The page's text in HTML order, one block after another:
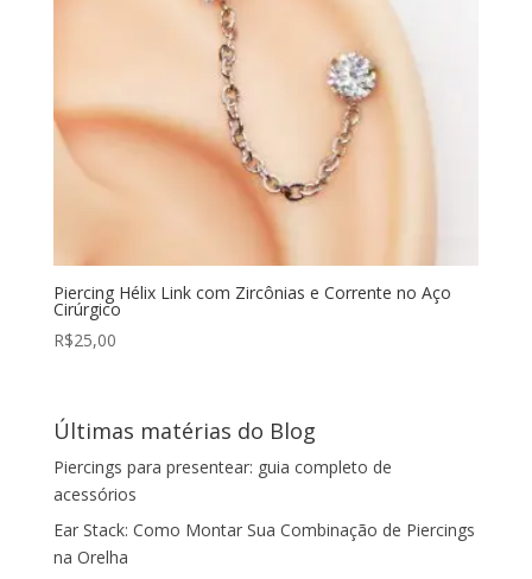
Piercing Hélix Link com Zircônias e Corrente no Aço
Cirúrgico
R$25,00
Últimas matérias do Blog
Piercings para presentear: guia completo de
acessórios
Ear Stack: Como Montar Sua Combinação de Piercings
na Orelha